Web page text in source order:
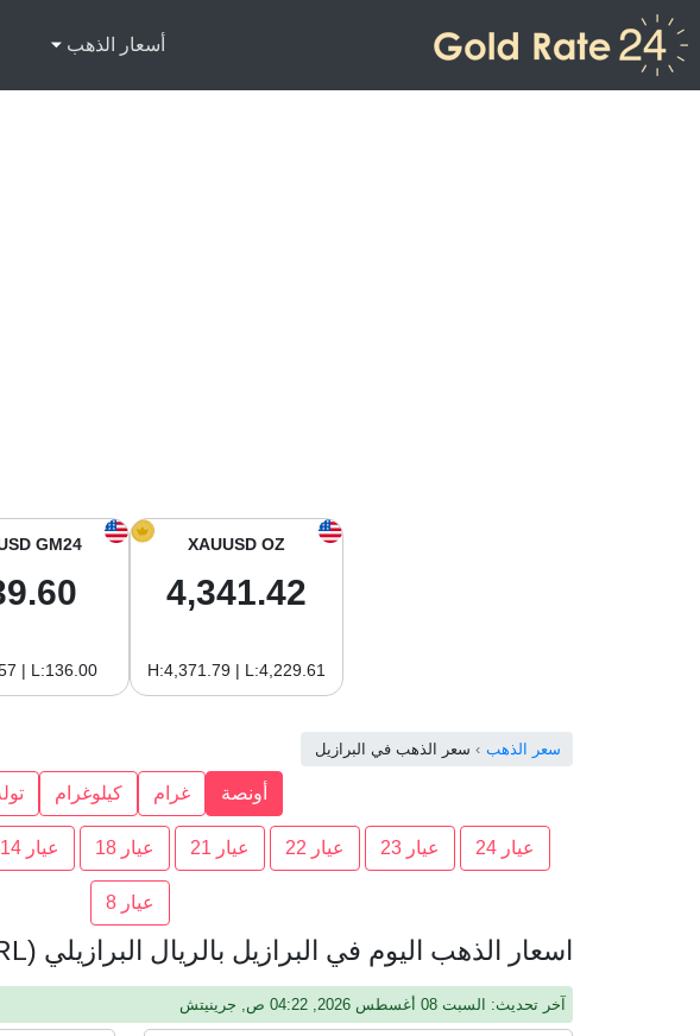
أسعار الذهب
XAUUSD OZ
4,341.42
H:4,371.79 | L:4,229.61
GM24
| L:136.00
سعر الذهب سعر الذهب في البرازيل
أونصة غرام كيلوغرام
عيار 24 عيار 23 عيار 22 عيار 21 عيار 18 عيار 14
عيار 8
اسعار الذهب اليوم في البرازيل بالريال البرازيلي (BRL)
آخر تحديث: السبت 08 أغسطس 2026, 04:22 ص, جرينيتش